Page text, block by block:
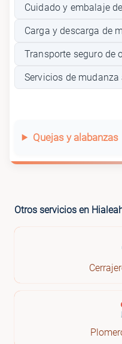
Cuidado y embalaje
Carga y descarga de
Transporte seguro de
Servicios de
Quejas y alabanzas
Otros servicios en